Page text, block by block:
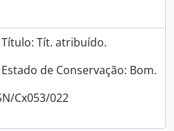
Tít. atribuído.
de Conservação: Bom.
Cx053/022